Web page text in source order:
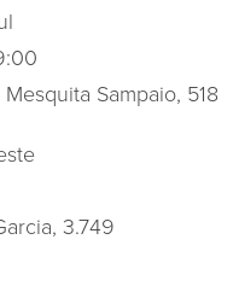
Sampaio, 518
3.749